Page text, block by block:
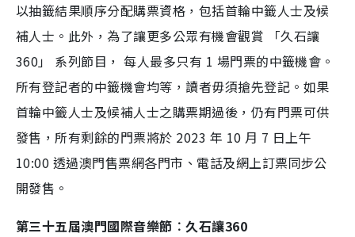
以抽籤結果順序分配購票資格，包括首輪中籤人士及候
補人士。此外，為了讓更多公眾有機會觀賞 「久石讓
360」 系列節目， 每人最多只有 1 場門票的中籤機會。
所有登記者的中籤機會均等，讀者毋須搶先登記。如果
首輪中籤人士及候補人士之購票期過後，仍有門票可供
發售，所有剩餘的門票將於 2023 年 10 月 7 日上午
10:00 透過澳門售票網各門市、電話及網上訂票同步公
開發售。
第三十五屆澳門國際音樂節︰久石讓360